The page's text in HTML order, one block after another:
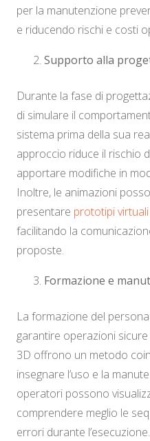
per la manutenzione
e riducendo rischi e costi
Supporto alla
Durante la fase di
di simulare il
sistema prima della sua
approccio riduce il rischio
apportare modifiche in
Inoltre, le animazioni
presentare prototipi virtuali
facilitando la
proposte.
Formazione e
La formazione del
garantire operazioni
3D offrono un metodo
insegnare l’uso e la
operatori possono
comprendere meglio le
errori durante